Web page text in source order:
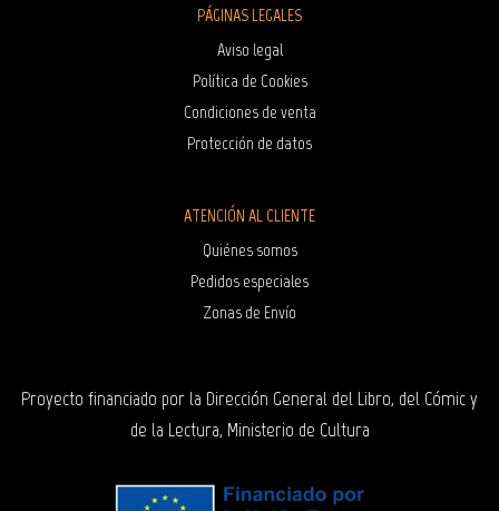
PÁGINAS LEGALES
Aviso legal
Política de Cookies
Condiciones de venta
Protección de datos
ATENCIÓN AL CLIENTE
Quiénes somos
Pedidos especiales
Zonas de Envío
Proyecto financiado por la Dirección General del Libro, del Cómic y
de la Lectura, Ministerio de Cultura